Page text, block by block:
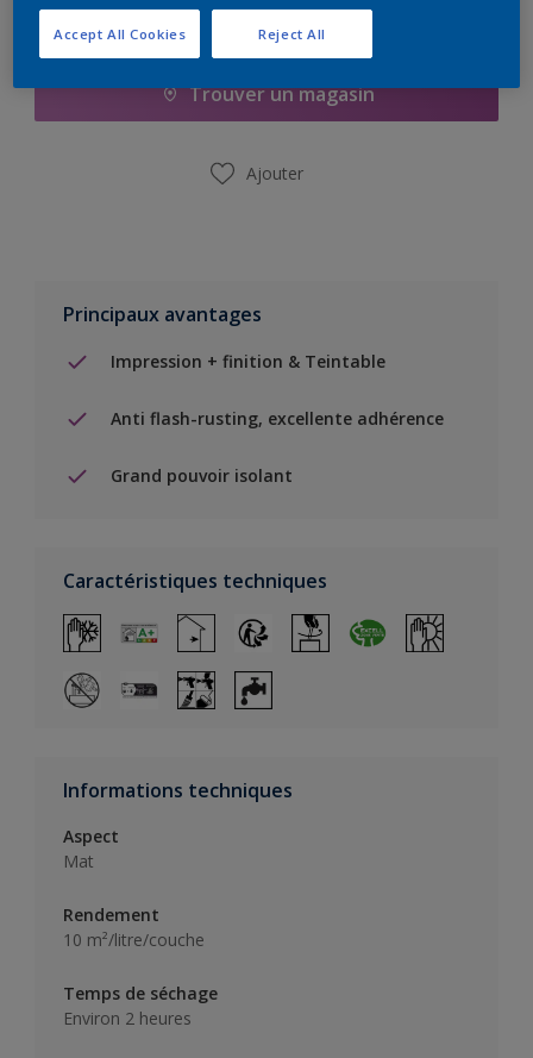
Ajouter à la liste d’achats
Trouver un magasin
Ajouter
Principaux avantages
Impression + finition & Teintable
Anti flash-rusting, excellente adhérence
Grand pouvoir isolant
Caractéristiques techniques
Informations techniques
Aspect
Mat
Rendement
10 m²/litre/couche
Temps de séchage
Environ 2 heures
Reject All
Accept All Cookies